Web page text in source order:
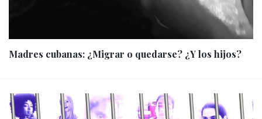
Madres cubanas: ¿Migrar o quedarse? ¿Y los hijos?